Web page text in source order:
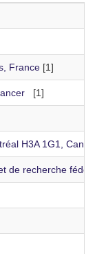
France [1]
[1]
H3A 1G1,
de recherche